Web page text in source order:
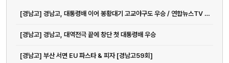
[경남고] 경남고, 대통령배 이어 봉황대기 고교야구도 우승 / 연합뉴스TV (...
[경남고] 경남고, 대역전극 끝에 창단 첫 대통령배 우승
[경남고] 부산 서면 EU 파스타 & 피자 [경남고59회]